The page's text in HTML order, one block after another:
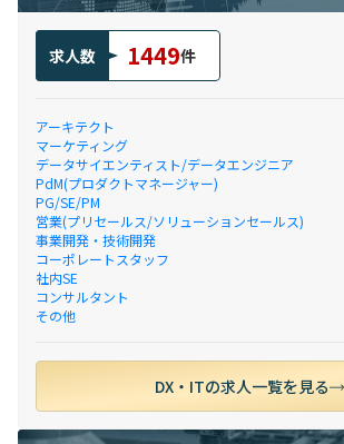
求人数 1449件
アーキテクト
マーケティング
データサイエンティスト/データエンジニア
PdM(プロダクトマネージャー)
PG/SE/PM
営業(プリセールス/ソリューションセールス)
事業開発・技術開発
コーポレートスタッフ
社内SE
コンサルタント
その他
DX・ITの求人一覧を見る